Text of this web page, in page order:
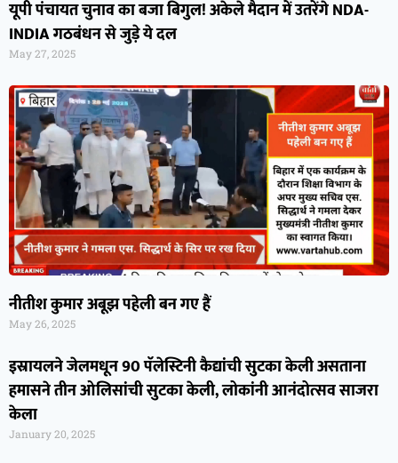
यूपी पंचायत चुनाव का बजा बिगुल! अकेले मैदान में उतरेंगे NDA-
INDIA गठबंधन से जुड़े ये दल
May 27, 2025
नीतीश कुमार अबूझ पहेली बन गए हैं
May 26, 2025
इस्रायलने जेलमधून 90 पॅलेस्टिनी कैद्यांची सुटका केली असताना
हमासने तीन ओलिसांची सुटका केली, लोकांनी आनंदोत्सव साजरा
केला
January 20, 2025